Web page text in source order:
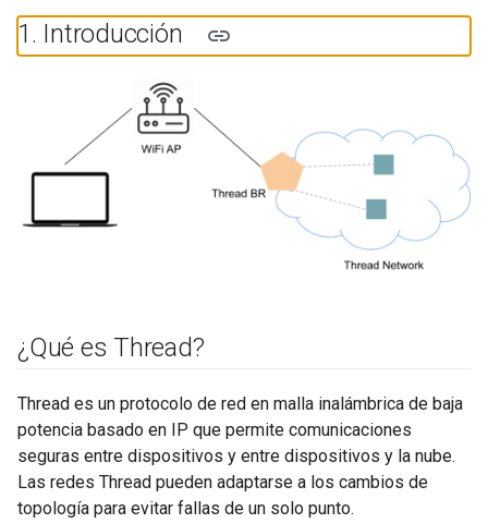
1. Introducción
¿Qué es Thread?
Thread es un protocolo de red en malla inalámbrica de baja
potencia basado en IP que permite comunicaciones
seguras entre dispositivos y entre dispositivos y la nube.
Las redes Thread pueden adaptarse a los cambios de
topología para evitar fallas de un solo punto.